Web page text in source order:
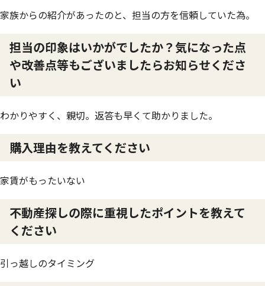
家族からの紹介があったのと、担当の方を信頼していた為。
担当の印象はいかがでしたか？気になった点
や改善点等もございましたらお知らせくださ
い
わかりやすく、親切。返答も早くて助かりました。
購入理由を教えてください
家賃がもったいない
不動産探しの際に重視したポイントを教えて
ください
引っ越しのタイミング